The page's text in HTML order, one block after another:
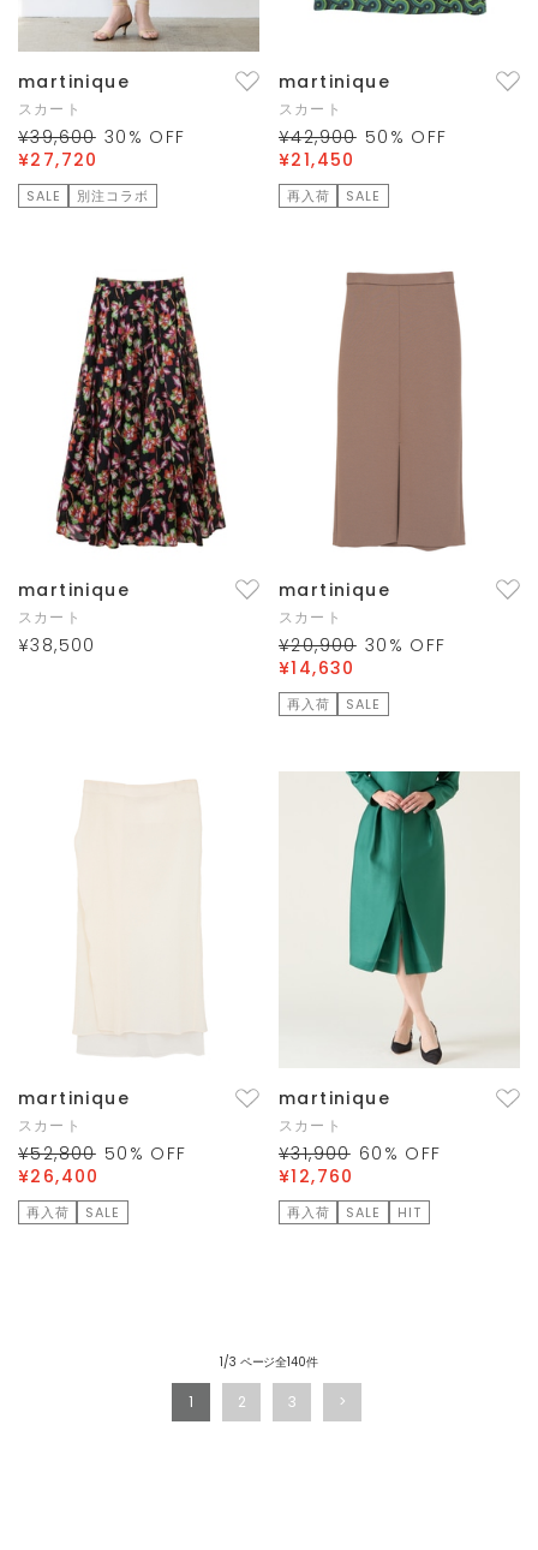
martinique
スカート
¥39,600 30 % OFF
¥27,720
SALE 別注コラボ
martinique
スカート
¥42,900 50 % OFF
¥21,450
再入荷 SALE
martinique
スカート
¥38,500
martinique
スカート
¥20,900 30 % OFF
¥14,630
再入荷 SALE
martinique
スカート
¥52,800 50 % OFF
¥26,400
再入荷 SALE
martinique
スカート
¥31,900 60 % OFF
¥12,760
再入荷 SALE HIT
1/3 ページ全140件
1 2 3